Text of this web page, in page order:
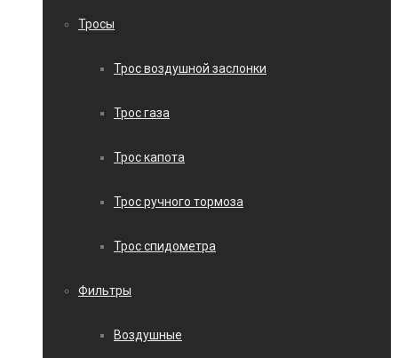
Тросы
Трос воздушной заслонки
Трос газа
Трос капота
Трос ручного тормоза
Трос спидометра
Фильтры
Воздушные